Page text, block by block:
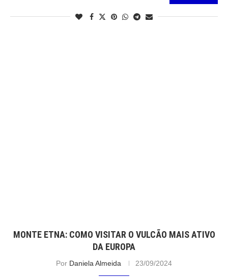
MONTE ETNA: COMO VISITAR O VULCÃO MAIS ATIVO
DA EUROPA
Por Daniela Almeida 23/09/2024